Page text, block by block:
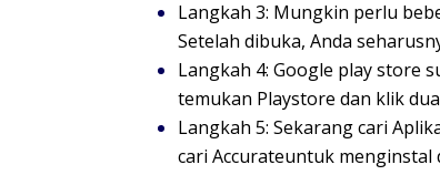
Langkah 3: Mungkin perlu
Setelah dibuka, Anda
Langkah 4: Google play store
temukan Playstore dan klik
Langkah 5: Sekarang cari
cari Accurateuntuk menginstal